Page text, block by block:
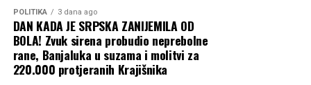
POLITIKA 3 dana ago
DAN KADA JE SRPSKA ZANIJEMILA OD
BOLA! Zvuk sirena probudio neprebolne
rane, Banjaluka u suzama i molitvi za
220.000 protjeranih Krajišnika